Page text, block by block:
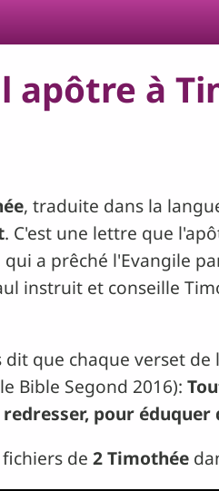
apôtre à
, traduite dans la
. C'est une lettre que
a prêché l'Evangile
instruit et conseille
que chaque verset de
Bible Segond 2016):
pour éduquer
de 2 Timothée